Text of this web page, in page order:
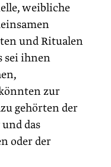
weibliche
und Ritualen
sei ihnen
zur
gehörten der
das
oder der